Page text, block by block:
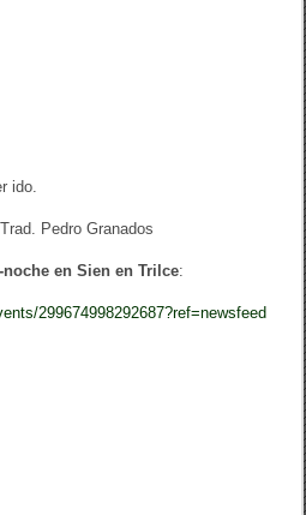
ido.
Pedro Granados
en Sien en Trilce:
299674998292687?ref=newsfeed